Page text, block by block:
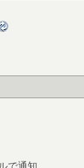
で通知